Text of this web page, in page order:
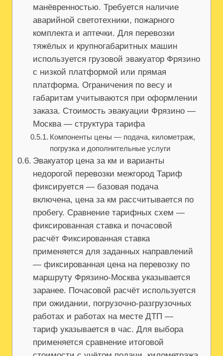
манёвренностью. Требуется наличие
аварийной светотехники, пожарного
комплекта и аптечки. Для перевозки
тяжёлых и крупногабаритных машин
используется грузовой эвакуатор Фрязино
с низкой платформой или прямая
платформа. Ограничения по весу и
габаритам учитываются при оформлении
заказа. Стоимость эвакуации Фрязино —
Москва — структура тарифа
Компоненты цены — подача, километраж,
погрузка и дополнительные услуги
Эвакуатор цена за км и варианты
недорогой перевозки межгород Тариф
фиксируется — базовая подача
включена, цена за км рассчитывается по
пробегу. Сравнение тарифных схем —
фиксированная ставка и почасовой
расчёт Фиксированная ставка
применяется для заданных направлений
— фиксированная цена на перевозку по
маршруту Фрязино-Москва указывается
заранее. Почасовой расчёт используется
при ожидании, погрузочно-разгрузочных
работах и работах на месте ДТП —
тариф указывается в час. Для выбора
применяется сравнение итоговой